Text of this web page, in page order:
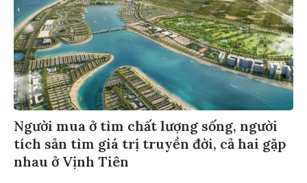
Người mua ở tìm chất lượng sống, người
tích sản tìm giá trị truyền đời, cả hai gặp
nhau ở Vịnh Tiên